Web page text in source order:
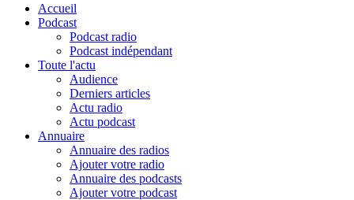
Accueil
Podcast
Podcast radio
Podcast indépendant
Toute l'actu
Audience
Derniers articles
Actu radio
Actu podcast
Annuaire
Annuaire des radios
Ajouter votre radio
Annuaire des podcasts
Ajouter votre podcast